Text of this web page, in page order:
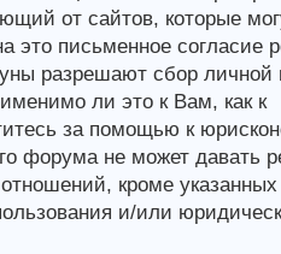
от сайтов, которые
письменное согласие
разрешают сбор
ли это к Вам, как к
за помощью к
форума не может давать
кроме указанных
и/или